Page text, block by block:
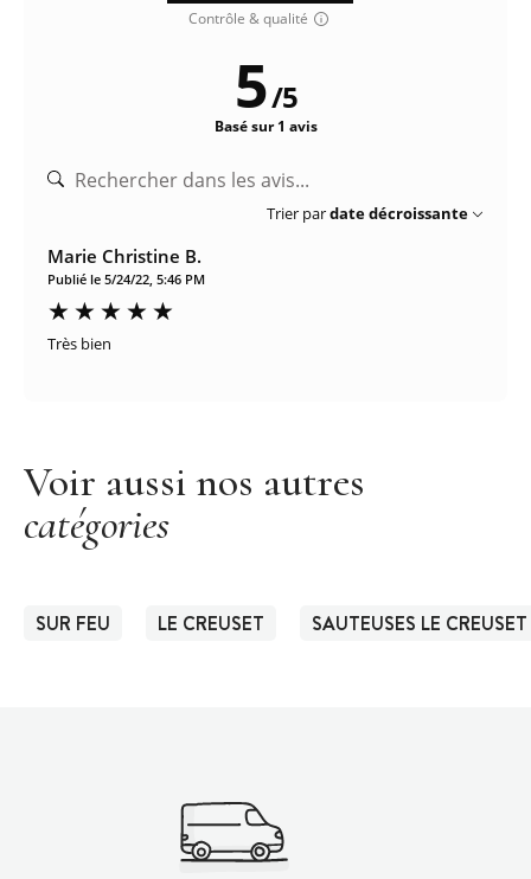
Contrôle & qualité
5/5
Basé sur 1 avis
Trier pardate décroissante
Marie Christine B.
Publié le 5/24/22, 5:46 PM
Très bien
Voir aussi nos autres
catégories
SUR FEU LE CREUSET SAUTEUSES LE CREUSET